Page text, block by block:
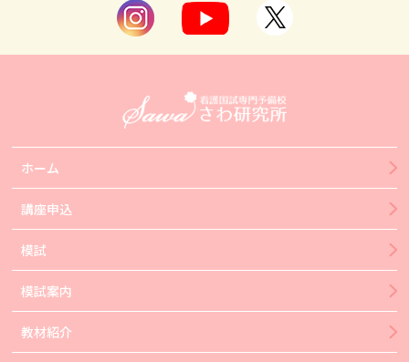
ホーム
講座申込
模試
模試案内
教材紹介